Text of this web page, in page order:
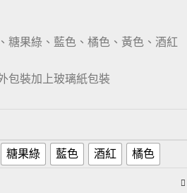
糖果綠、藍色、橘色、黃色、酒紅
包裝加上玻璃紙包裝
糖果綠 藍色 酒紅 橘色